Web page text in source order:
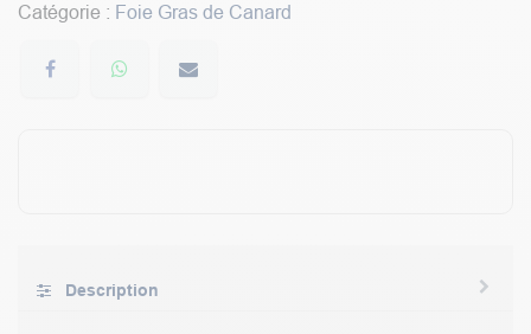
Catégorie : Foie Gras de Canard
Description